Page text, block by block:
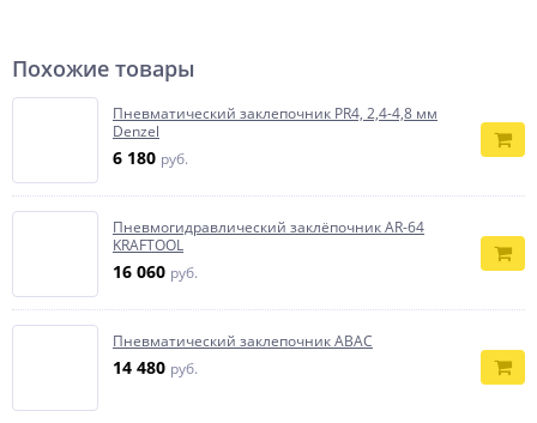
Похожие товары
Пневматический заклепочник PR4, 2,4-4,8 мм
Denzel
6 180 руб.
Пневмогидравлический заклёпочник AR-64
KRAFTOOL
16 060 руб.
Пневматический заклепочник ABAC
14 480 руб.